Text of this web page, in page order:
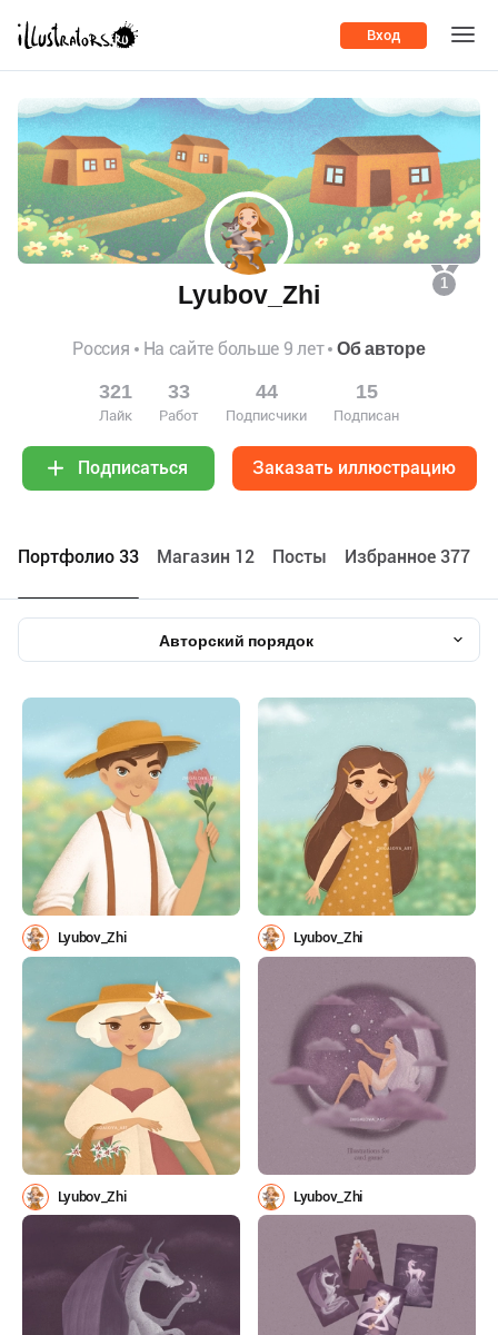
Вход
1
Lyubov_Zhi
Россия На сайте больше 9 лет Об авторе
321
Лайк
33
Работ
44
Подписчики
15
Подписан
Подписаться Заказать иллюстрацию
Портфолио 33 Maгазин 12 Посты Избранное 377
Авторский порядок
Lyubov_Zhi Lyubov_Zhi
Lyubov_Zhi Lyubov_Zhi